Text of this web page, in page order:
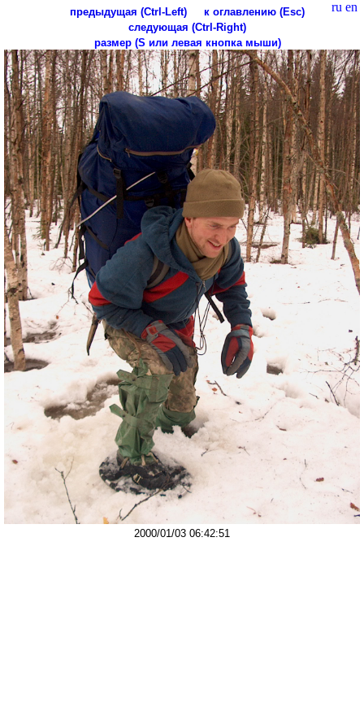
ru en
предыдущая (Ctrl-Left)
к оглавлению (Esc)
следующая (Ctrl-Right)
размер (S или левая кнопка мыши)
2000/01/03 06:42:51